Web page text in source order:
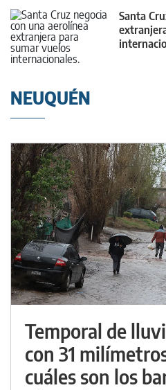
Santa
NEUQUÉN
Temporal de
con 31
cuáles son los